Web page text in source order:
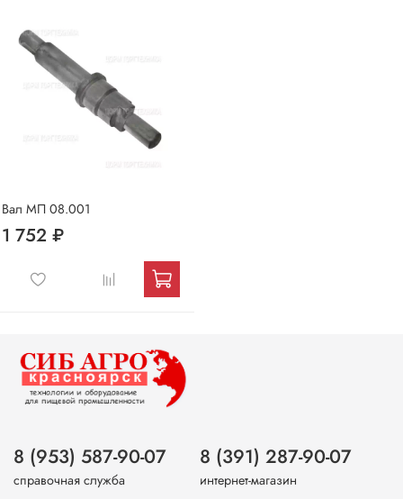
Вал МП 08.001
1 752 ₽
8 (953) 587-90-07
справочная служба
8 (391) 287-90-07
интернет-магазин